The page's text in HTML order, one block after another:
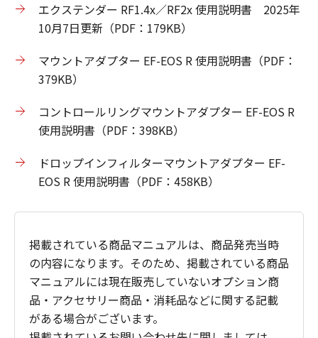
エクステンダー RF1.4x／RF2x 使用説明書 2025年
10月7日更新（PDF：179KB）
マウントアダプター EF-EOS R 使用説明書（PDF：
379KB）
コントロールリングマウントアダプター EF-EOS R
使用説明書（PDF：398KB）
ドロップインフィルターマウントアダプター EF-
EOS R 使用説明書（PDF：458KB）
掲載されている商品マニュアルは、商品発売当時
の内容になります。そのため、掲載されている商品
マニュアルには現在販売していないオプション商
品・アクセサリー商品・消耗品などに関する記載
がある場合がございます。